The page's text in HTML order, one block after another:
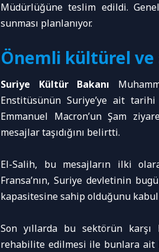
Müdürlüğüne teslim edildi.
sunması planlanıyor.
Önemli kültürel
Suriye Kültür Bakanı
Enstitüsünün Suriye’ye ait
Emmanuel Macron’un Şam
mesajlar taşıdığını belirtti.
El-Salih, bu mesajların ilki
Fransa’nın, Suriye devletinin
kapasitesine sahip olduğunu
Son yıllarda bu sektörün karşı
rehabilite edilmesi ile bunlara ait